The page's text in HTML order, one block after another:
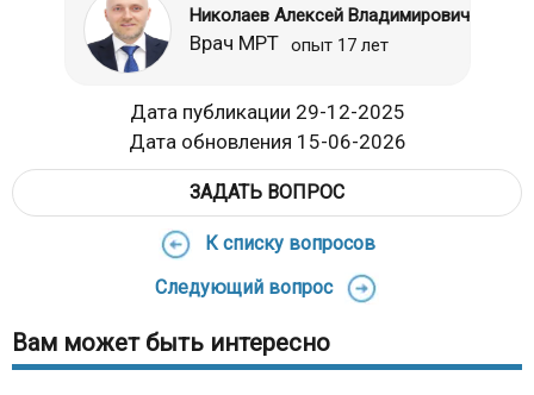
Николаев Алексей Владимирович
Врач МРТ опыт 17 лет
Дата публикации 29-12-2025
Дата обновления 15-06-2026
ЗАДАТЬ ВОПРОС
К списку вопросов
Следующий вопрос
Вам может быть интересно